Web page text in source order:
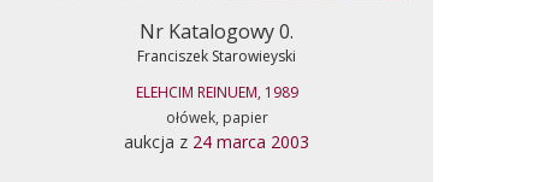
Nr Katalogowy 0.
Franciszek Starowieyski
ELEHCIM REINUEM, 1989
ołówek, papier
aukcja z 24 marca 2003